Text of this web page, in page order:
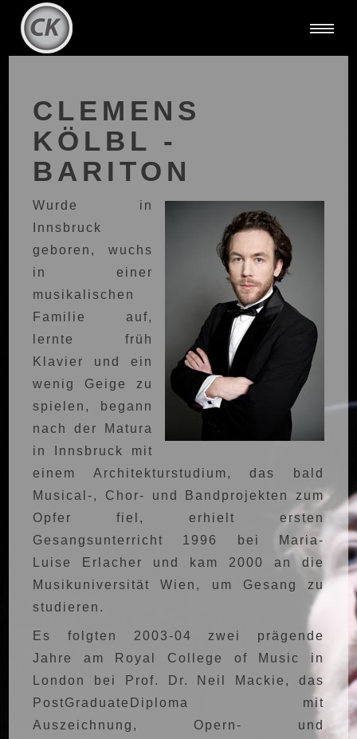
CLEMENS
KÖLBL -
BARITON
Wurde in
Innsbruck
geboren, wuchs
in einer
musikalischen
Familie auf,
lernte früh
Klavier und ein
wenig Geige zu
spielen, begann
nach der Matura
in Innsbruck mit
einem Architekturstudium, das bald
Musical-, Chor- und Bandprojekten zum
Opfer fiel, erhielt ersten
Gesangsunterricht 1996 bei Maria-
Luise Erlacher und kam 2000 an die
Musikuniversität Wien, um Gesang zu
studieren.
Es folgten 2003-04 zwei prägende
Jahre am Royal College of Music in
London bei Prof. Dr. Neil Mackie, das
PostGraduateDiploma mit
Auszeichnung, Opern- und